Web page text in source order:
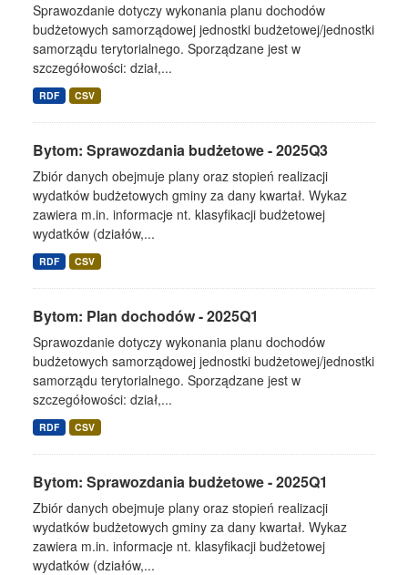
Sprawozdanie dotyczy wykonania planu dochodów
budżetowych samorządowej jednostki budżetowej/jednostki
samorządu terytorialnego. Sporządzane jest w
szczegółowości: dział,...
RDF CSV
Bytom: Sprawozdania budżetowe - 2025Q3
Zbiór danych obejmuje plany oraz stopień realizacji
wydatków budżetowych gminy za dany kwartał. Wykaz
zawiera m.in. informacje nt. klasyfikacji budżetowej
wydatków (działów,...
RDF CSV
Bytom: Plan dochodów - 2025Q1
Sprawozdanie dotyczy wykonania planu dochodów
budżetowych samorządowej jednostki budżetowej/jednostki
samorządu terytorialnego. Sporządzane jest w
szczegółowości: dział,...
RDF CSV
Bytom: Sprawozdania budżetowe - 2025Q1
Zbiór danych obejmuje plany oraz stopień realizacji
wydatków budżetowych gminy za dany kwartał. Wykaz
zawiera m.in. informacje nt. klasyfikacji budżetowej
wydatków (działów,...